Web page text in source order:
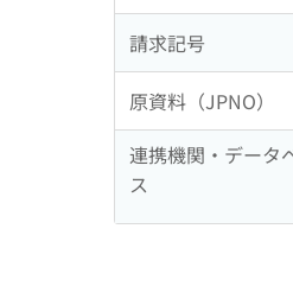
請求記号
原資料（JPNO）
連携機関・データ
ス